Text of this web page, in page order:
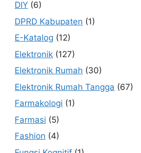
DIY (6)
DPRD Kabupaten (1)
E-Katalog (12)
Elektronik (127)
Elektronik Rumah (30)
Elektronik Rumah Tangga (67)
Farmakologi (1)
Farmasi (5)
Fashion (4)